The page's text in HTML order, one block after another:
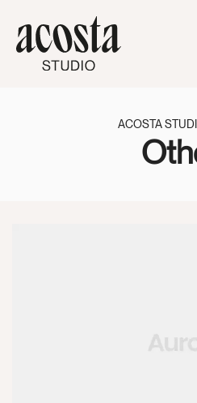
ACOSTA